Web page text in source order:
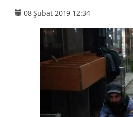
08 Şubat 2019 12:34